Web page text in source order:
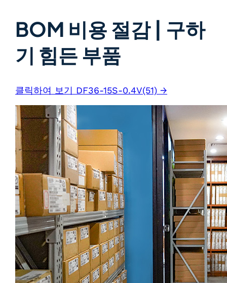
BOM 비용 절감 | 구하
기 힘든 부품
클릭하여 보기 DF36-15S-0.4V(51) →